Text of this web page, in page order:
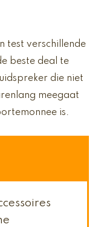
test verschillende
beste deal te
die niet
meegaat
is.